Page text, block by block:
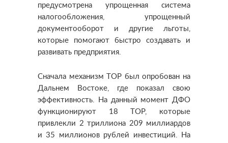
предусмотрена упрощенная система
налогообложения, упрощенный
документооборот и другие льготы,
которые помогают быстро создавать и
развивать предприятия.
Сначала механизм ТОР был опробован на
Дальнем Востоке, где показал свою
эффективность. На данный момент ДФО
функционируют 18 ТОР, которые
привлекли 2 триллиона 209 миллиардов
и 35 миллионов рублей инвестиций. На